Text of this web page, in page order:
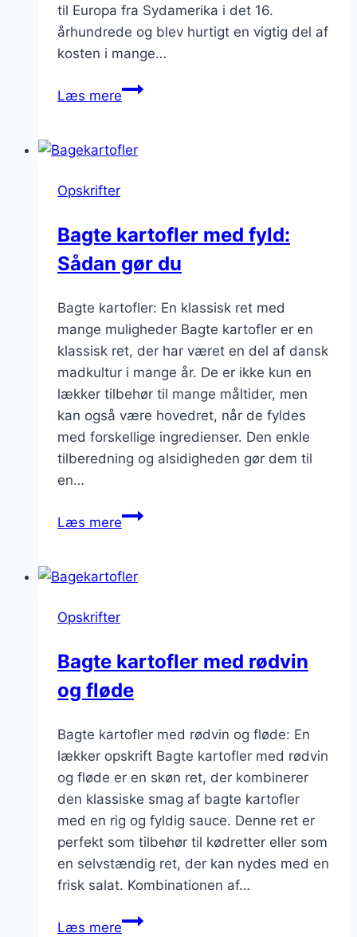
til Europa fra Sydamerika i det 16.
århundrede og blev hurtigt en vigtig del af
kosten i mange…
Læs mereBagt
cheddar
Opskrifter
Bagte kartofler med fyld:
Sådan gør du
Bagte kartofler: En klassisk ret med
mange muligheder Bagte kartofler er en
klassisk ret, der har været en del af dansk
madkultur i mange år. De er ikke kun en
lækker tilbehør til mange måltider, men
kan også være hovedret, når de fyldes
med forskellige ingredienser. Den enkle
tilberedning og alsidigheden gør dem til
en…
Læs mereBagte
fyld:
Opskrifter
Bagte kartofler med rødvin
og fløde
Bagte kartofler med rødvin og fløde: En
lækker opskrift Bagte kartofler med rødvin
og fløde er en skøn ret, der kombinerer
den klassiske smag af bagte kartofler
med en rig og fyldig sauce. Denne ret er
perfekt som tilbehør til kødretter eller som
en selvstændig ret, der kan nydes med en
frisk salat. Kombinationen af…
Læs mereBagte